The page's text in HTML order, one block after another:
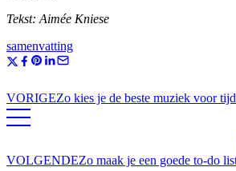
Tekst: Aimée Kniese
samenvatting
VORIGEZo kies je de beste muziek voor
VOLGENDEZo maak je een goede to-do